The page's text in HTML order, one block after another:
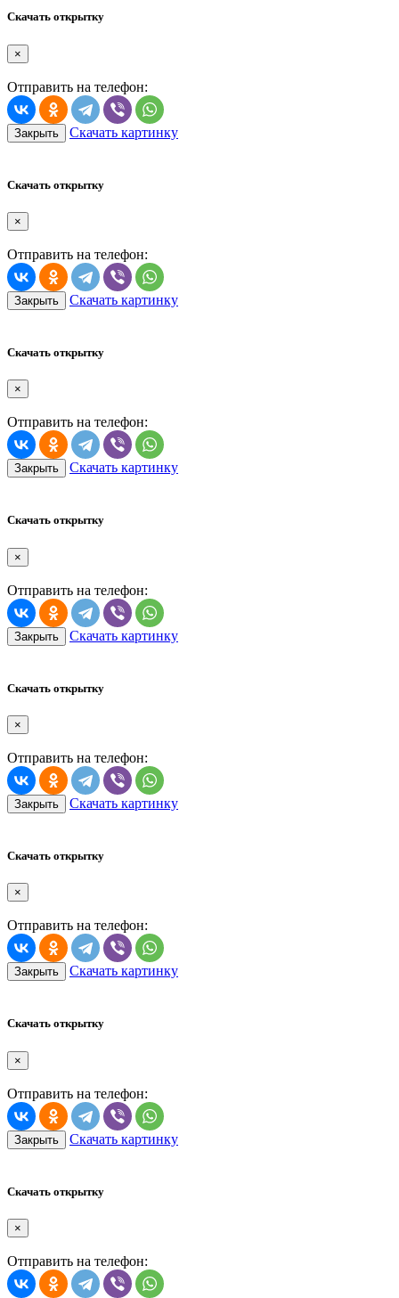
Скачать открытку
×
Отправить на телефон:
Закрыть Скачать картинку
Скачать открытку
×
Отправить на телефон:
Закрыть Скачать картинку
Скачать открытку
×
Отправить на телефон:
Закрыть Скачать картинку
Скачать открытку
×
Отправить на телефон:
Закрыть Скачать картинку
Скачать открытку
×
Отправить на телефон:
Закрыть Скачать картинку
Скачать открытку
×
Отправить на телефон:
Закрыть Скачать картинку
Скачать открытку
×
Отправить на телефон:
Закрыть Скачать картинку
Скачать открытку
×
Отправить на телефон: